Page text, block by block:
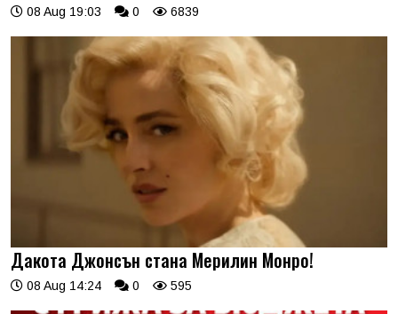
08 Aug 19:03 0 6839
Дакота Джонсън стана Мерилин Монро!
08 Aug 14:24 0 595